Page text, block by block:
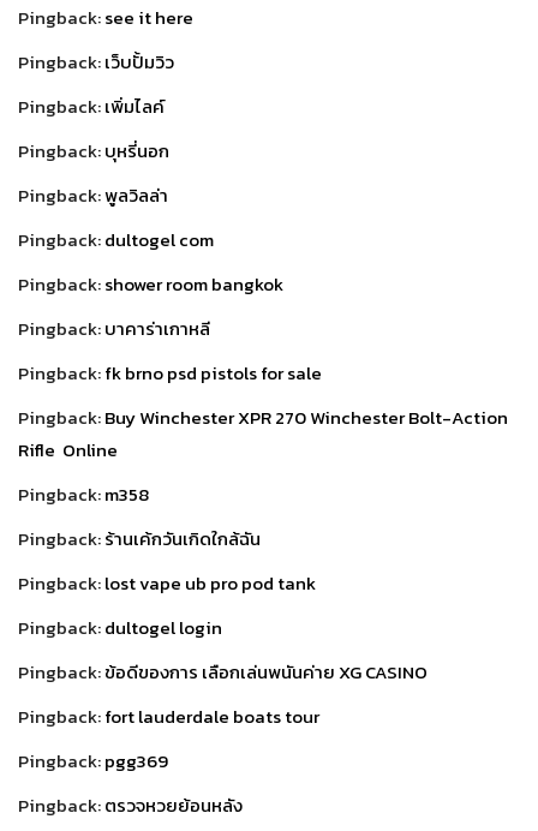
Pingback:see it here
Pingback:เว็บปั้มวิว
Pingback:เพิ่มไลค์
Pingback:บุหรี่นอก
Pingback:พูลวิลล่า
Pingback:dultogel com
Pingback:shower room bangkok
Pingback:บาคาร่าเกาหลี
Pingback:fk brno psd pistols for sale
Pingback:Buy Winchester XPR 270 Winchester Bolt-Action
Rifle Online
Pingback:m358
Pingback:ร้านเค้กวันเกิดใกล้ฉัน
Pingback:lost vape ub pro pod tank
Pingback:dultogel login
Pingback:ข้อดีของการ เลือกเล่นพนันค่าย XG CASINO
Pingback:fort lauderdale boats tour
Pingback:pgg369
Pingback:ตรวจหวยย้อนหลัง